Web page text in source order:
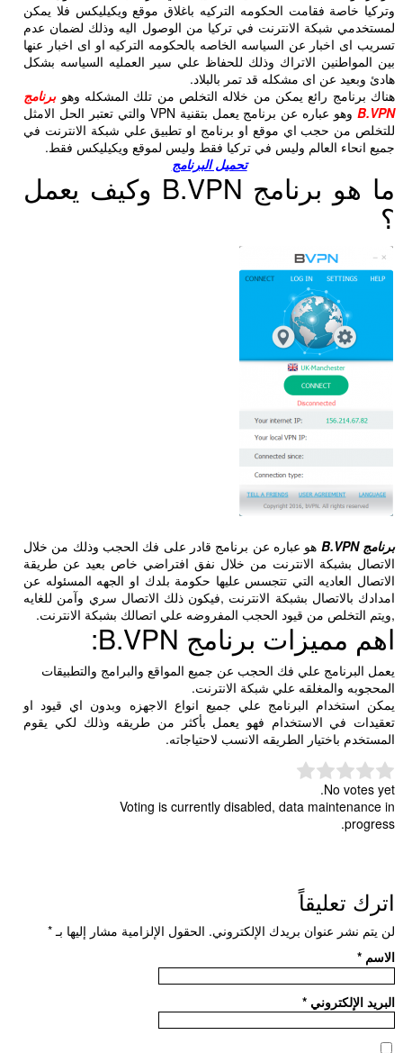
وتركيا خاصة فقامت الحكومه التركيه باغلاق موقع ويكيليكس فلا يمكن
لمستخدمي شبكة الانترنت في تركيا من الوصول اليه وذلك لضمان عدم
تسريب اى اخبار عن السياسه الخاصه بالحكومه التركيه او اى اخبار عنها
بين المواطنين الاتراك وذلك للحفاظ علي سير العمليه السياسه بشكل
هادئ وبعيد عن اى مشكله قد تمر بالبلاد.
هناك برنامج رائع يمكن من خلاله التخلص من تلك المشكله وهوبرنامج
B.VPN
وهو عباره عن برنامج يعمل بتقنية VPN والتي تعتبر الحل الامثل
للتخلص من حجب اي موقع او برنامج او تطبيق علي شبكة الانترنت في
جميع انحاء العالم وليس في تركيا فقط وليس لموقع ويكيليكس فقط.
تحميل البرنامج
ما هو برنامج B.VPN وكيف يعمل
؟
برنامج B.VPN
هو عباره عن برنامج قادر على فك الحجب وذلك من خلال
الاتصال بشبكة الانترنت من خلال نفق افتراضي خاص بعيد عن طريقة
الاتصال العاديه التي تتجسس عليها حكومة بلدك او الجهه المسئوله عن
امدادك بالاتصال بشبكة الانترنت ,فيكون ذلك الاتصال سري وآمن للغايه
,ويتم التخلص من قيود الحجب المفروضه علي اتصالك بشبكة الانترنت.
اهم مميزات برنامج B.VPN:
يعمل البرنامج علي فك الحجب عن جميع المواقع والبرامج والتطبيقات
المحجوبه والمغلقه علي شبكة الانترنت.
يمكن استخدام البرنامج علي جميع انواع الاجهزه وبدون اي قيود او
تعقيدات في الاستخدام فهو يعمل بأكثر من طريقه وذلك لكي يقوم
المستخدم باختيار الطريقه الانسب لاحتياجاته.
No votes yet.
Voting is currently disabled, data maintenance in
progress.
اترك تعليقاً
لن يتم نشر عنوان بريدك الإلكتروني. الحقول الإلزامية مشار إليها بـ *
الاسم *
البريد الإلكتروني *